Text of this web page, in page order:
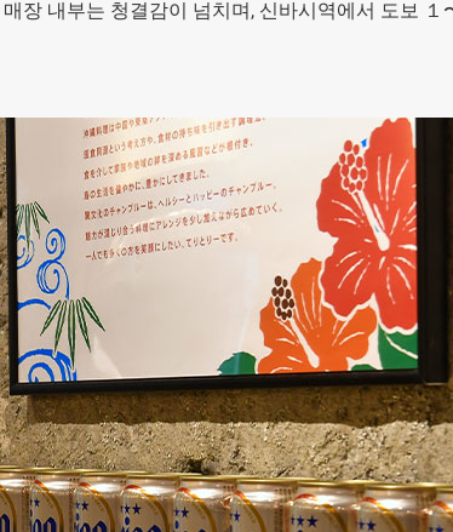
장 내부는 청결감이 넘치며, 신바시역에서 도보 １